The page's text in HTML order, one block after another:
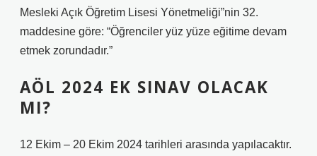
Mesleki Açık Öğretim Lisesi Yönetmeliği”nin 32.
maddesine göre: “Öğrenciler yüz yüze eğitime devam
etmek zorundadır.”
AÖL 2024 EK SINAV OLACAK
MI?
12 Ekim – 20 Ekim 2024 tarihleri ​​arasında yapılacaktır.